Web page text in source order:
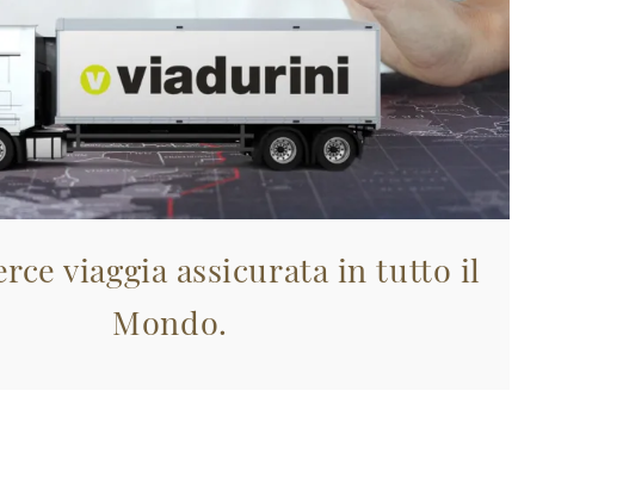
viaggia assicurata in tutto il
Mondo.